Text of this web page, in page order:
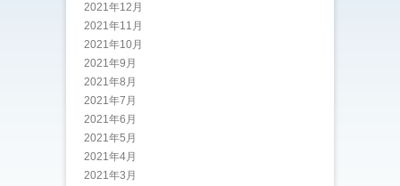
2021年12月
2021年11月
2021年10月
2021年9月
2021年8月
2021年7月
2021年6月
2021年5月
2021年4月
2021年3月